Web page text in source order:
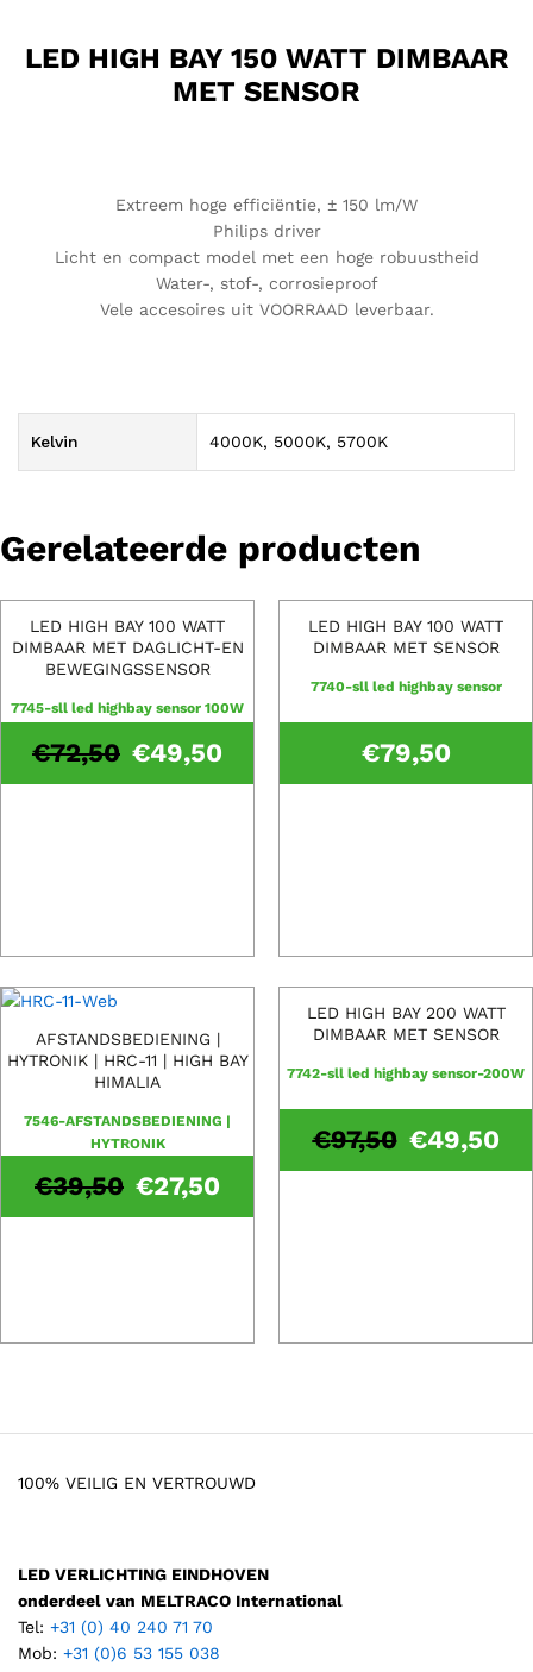
LED HIGH BAY 150 WATT DIMBAAR
MET SENSOR
Extreem hoge efficiëntie, ± 150 lm/W
Philips driver
Licht en compact model met een hoge robuustheid
Water-, stof-, corrosieproof
Vele accesoires uit VOORRAAD leverbaar.
Kelvin 4000K, 5000K, 5700K
Gerelateerde producten
LED HIGH BAY 100 WATT
DIMBAAR MET DAGLICHT-EN
BEWEGINGSSENSOR
7745-sll led highbay sensor 100W
€49,50
€72,50
LED HIGH BAY 100 WATT
DIMBAAR MET SENSOR
7740-sll led highbay sensor
€79,50
AFSTANDSBEDIENING |
HYTRONIK | HRC-11 | HIGH BAY
HIMALIA
7546-AFSTANDSBEDIENING |
HYTRONIK
€27,50
€39,50
LED HIGH BAY 200 WATT
DIMBAAR MET SENSOR
7742-sll led highbay sensor-200W
€49,50
€97,50
LED VERLICHTING EINDHOVEN
onderdeel van MELTRACO International
Tel: +31 (0) 40 240 71 70
Mob: +31 (0)6 53 155 038
100% VEILIG EN VERTROUWD